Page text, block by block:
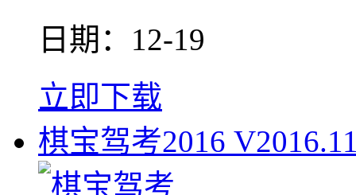
日期：12-19
立即下载
棋宝驾考2016